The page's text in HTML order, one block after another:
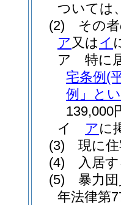
ついては
(2)
その
ア 又は イ
ア
特に
宅条例 (
例」と
139,000
イ
アに
(3)
現に
(4)
入居
(5)
暴力
年法律第